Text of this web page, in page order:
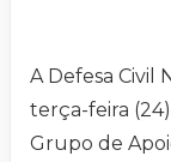
A Defesa Civil
terça-feira
Grupo de